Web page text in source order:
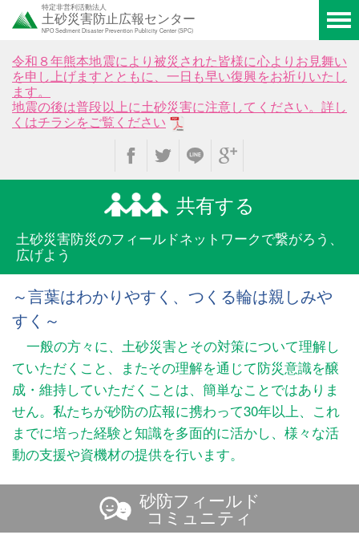
特定非営利活動法人
土砂災害防止広報センター
NPO Sediment Disaster Prevention Publicity Center (SPC)
令和８年熊本地震により被災された皆様に心よりお見舞い
を申し上げますとともに、一日も早い復興をお祈りいたし
ます。
地震の後は普段以上に土砂災害に注意してください。詳し
くはチラシをご覧ください
共有する
土砂災害防災のフィールドネットワークで繋がろう、
広げよう
～言葉はわかりやすく、つくる輪は親しみや
すく～
一般の方々に、土砂災害とその対策について理解し
ていただくこと、またその理解を通じて防災意識を醸
成・維持していただくことは、簡単なことではありま
せん。私たちが砂防の広報に携わって30年以上、これ
までに培った経験と知識を多面的に活かし、様々な活
動の支援や資機材の提供を行います。
砂防フィールド
コミュニティ